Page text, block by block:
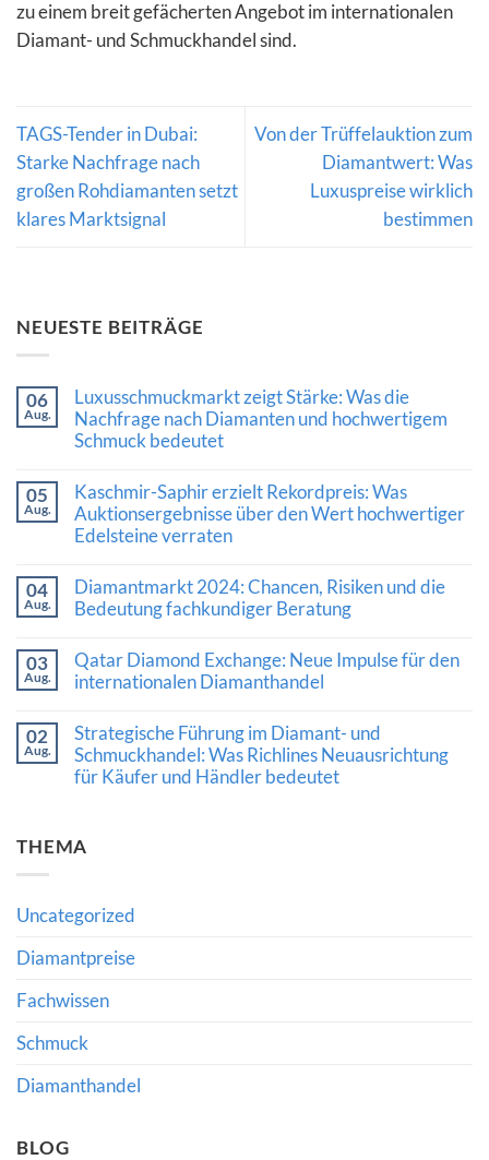
zu einem breit gefächerten Angebot im internationalen
Diamant- und Schmuckhandel sind.
TAGS-Tender in Dubai:
Starke Nachfrage nach
großen Rohdiamanten setzt
klares Marktsignal
Von der Trüffelauktion zum
Diamantwert: Was
Luxuspreise wirklich
bestimmen
NEUESTE BEITRÄGE
06
Aug.
Luxusschmuckmarkt zeigt Stärke: Was die
Nachfrage nach Diamanten und hochwertigem
Schmuck bedeutet
zu
Luxusschmuckmarkt
zeigt
Stärke:
Nachfrage
nach
Diamanten
Schmuck
bedeutet
05
Aug.
Kaschmir-Saphir erzielt Rekordpreis: Was
Auktionsergebnisse über den Wert hochwertiger
Edelsteine verraten
zu
Kaschmir-
Saphir
Rekordpreis:
Was
Auktionsergebnisse
Wert
hochwertiger
Edelsteine
verraten
04
Aug.
Diamantmarkt 2024: Chancen, Risiken und die
Bedeutung fachkundiger Beratung
zu
Diamantmarkt
2024:
Risiken
und
die
Bedeutung
fachkundiger
03
Aug.
Qatar Diamond Exchange: Neue Impulse für den
internationalen Diamanthandel
zu
Qatar
Diamond
Exchange:
den
internationalen
02
Aug.
Strategische Führung im Diamant- und
Schmuckhandel: Was Richlines Neuausrichtung
für Käufer und Händler bedeutet
Strategische
Schmuckhandel:
Richlines
Neuausrichtung
Käufer
und
bedeutet
THEMA
Uncategorized
Diamantpreise
Fachwissen
Schmuck
Diamanthandel
BLOG